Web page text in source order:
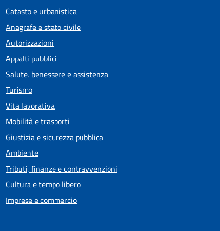
Catasto e urbanistica
Anagrafe e stato civile
Autorizzazioni
Appalti pubblici
Salute, benessere e assistenza
Turismo
Vita lavorativa
Mobilità e trasporti
Giustizia e sicurezza pubblica
Ambiente
Tributi, finanze e contravvenzioni
Cultura e tempo libero
Imprese e commercio